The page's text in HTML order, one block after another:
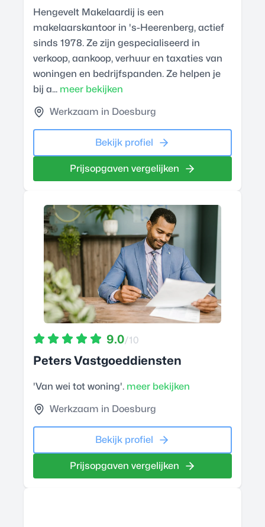
Hengevelt Makelaardij is een
makelaarskantoor in 's-Heerenberg, actief
sinds 1978. Ze zijn gespecialiseerd in
verkoop, aankoop, verhuur en taxaties van
woningen en bedrijfspanden. Ze helpen je
bij a... meer bekijken
Werkzaam in Doesburg
Bekijk profiel
Prijsopgaven vergelijken
9.0/10
Peters Vastgoeddiensten
'Van wei tot woning'. meer bekijken
Werkzaam in Doesburg
Bekijk profiel
Prijsopgaven vergelijken